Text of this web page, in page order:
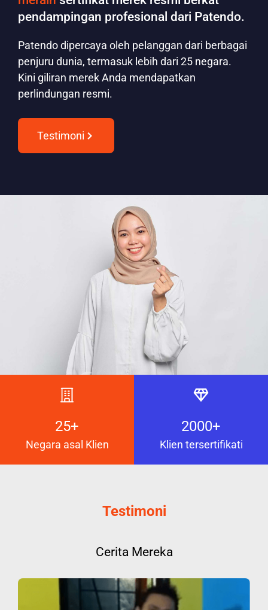
pendampingan profesional dari Patendo.
Patendo dipercaya oleh pelanggan dari berbagai
penjuru dunia, termasuk lebih dari 25 negara.
Kini giliran merek Anda mendapatkan
perlindungan resmi.
Testimoni
25+
Negara asal Klien
2000+
Klien tersertifikati
Testimoni
Cerita Mereka